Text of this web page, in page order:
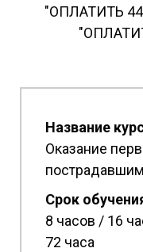
"ОПЛАТИТЬ
Название
Оказание
пострадавшим
Срок
8 часов / 16
72 часа